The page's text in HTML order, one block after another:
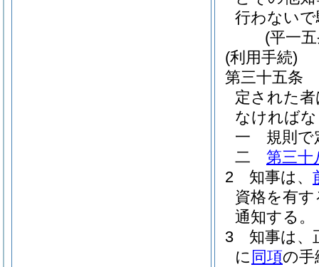
行わない
(平一
(利用手続)
第三十五条
定された
なければ
一
規則で
二
第三十
2
知事は、
資格を有
通知する。
3
知事は、
に 同項の手